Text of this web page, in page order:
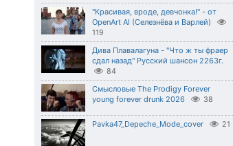
"Красивая, вроде, девчонка!" - от
OpenArt AI (Селезнёва и Варлей)
119
Дива Плавалагуна - "Что ж ты фраер
сдал назад" Русский шансон 2263г.
84
Смысловые The Prodigy Forever
young forever drunk 2026
38
Pavka47_Depeche_Mode_cover 21